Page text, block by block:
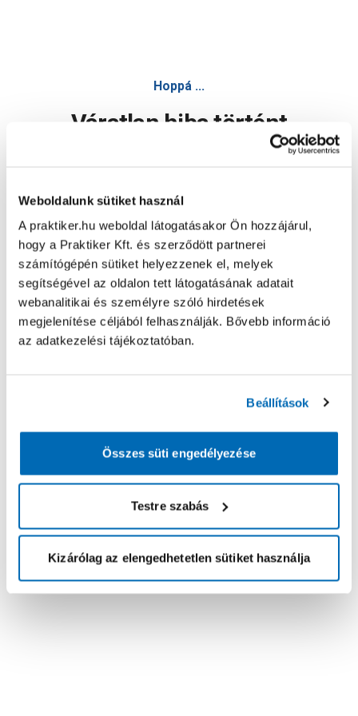
Weboldalunk sütiket használ
A praktiker.hu weboldal látogatásakor Ön hozzájárul,
hogy a Praktiker Kft. és szerződött partnerei
számítógépén sütiket helyezzenek el, melyek
segítségével az oldalon tett látogatásának adatait
webanalitikai és személyre szóló hirdetések
megjelenítése céljából felhasználják. Bővebb információ
az adatkezelési tájékoztatóban.
Beállítások
Összes süti engedélyezése
Testre szabás
Kizárólag az elengedhetetlen sütiket használja
Hoppá ...
Váratlan hiba történt
Oldal újratöltése